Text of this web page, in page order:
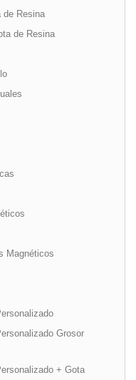
de Resina
de Resina
Magnéticos
Grosor
+ Gota